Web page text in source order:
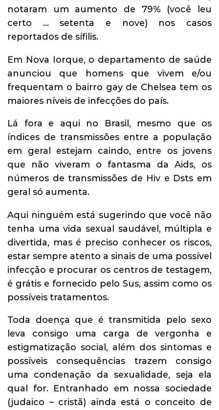
notaram um aumento de 79% (você leu
certo … setenta e nove) nos casos
reportados de sífilis.
Em Nova Iorque, o departamento de saúde
anunciou que homens que vivem e/ou
frequentam o bairro gay de Chelsea tem os
maiores níveis de infecções do país.
Lá fora e aqui no Brasil, mesmo que os
índices de transmissões entre a população
em geral estejam caindo, entre os jovens
que não viveram o fantasma da Aids, os
números de transmissões de Hiv e Dsts em
geral só aumenta.
Aqui ninguém está sugerindo que você não
tenha uma vida sexual saudável, múltipla e
divertida, mas é preciso conhecer os riscos,
estar sempre atento a sinais de uma possível
infecção e procurar os centros de testagem,
é grátis e fornecido pelo Sus, assim como os
possíveis tratamentos.
Toda doença que é transmitida pelo sexo
leva consigo uma carga de vergonha e
estigmatização social, além dos sintomas e
possíveis consequências trazem consigo
uma condenação da sexualidade, seja ela
qual for. Entranhado em nossa sociedade
(judaico – cristã) ainda está o conceito de